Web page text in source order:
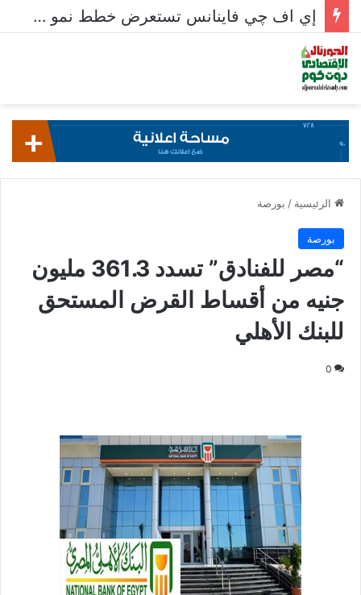
إي اف چي فاينانس تستعرض خطط نمو «بلد» لتعزيز حضورها في سوق تحويلات المصريين بالخارج
الرئيسية / بورصة
بورصة
“مصر للفنادق” تسدد 361.3 مليون
جنيه من أقساط القرض المستحق
للبنك الأهلي
0